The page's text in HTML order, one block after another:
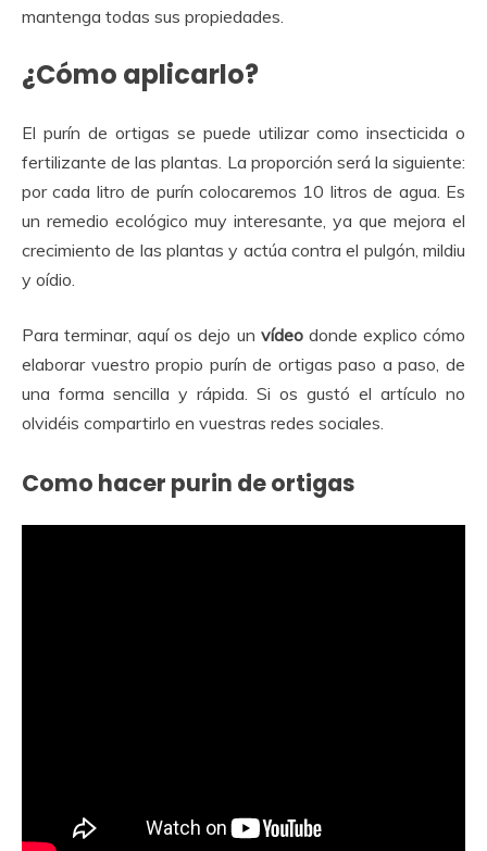
mantenga todas sus propiedades.
¿Cómo aplicarlo?
El purín de ortigas se puede utilizar como insecticida o
fertilizante de las plantas. La proporción será la siguiente:
por cada litro de purín colocaremos 10 litros de agua. Es
un remedio ecológico muy interesante, ya que mejora el
crecimiento de las plantas y actúa contra el pulgón, mildiu
y oídio.
Para terminar, aquí os dejo un vídeodonde explico cómo
elaborar vuestro propio purín de ortigas paso a paso, de
una forma sencilla y rápida. Si os gustó el artículo no
olvidéis compartirlo en vuestras redes sociales.
Como hacer purin de ortigas